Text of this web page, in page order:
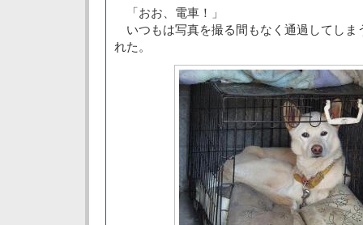
「おお、電車！」
いつもは写真を撮る間もなく通過してしま
れた。